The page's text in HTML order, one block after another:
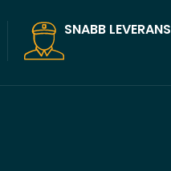
SNABB LEVERANS